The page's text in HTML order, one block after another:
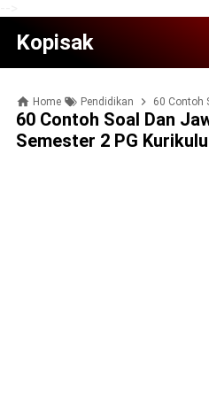
Kopisak
Home Pendidikan 60 Contoh Soal
60 Contoh Soal Dan
Semester 2 PG